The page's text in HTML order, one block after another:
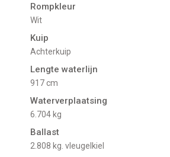
Rompkleur
Wit
Kuip
Achterkuip
Lengte waterlijn
917 cm
Waterverplaatsing
6.704 kg
Ballast
2.808 kg. vleugelkiel